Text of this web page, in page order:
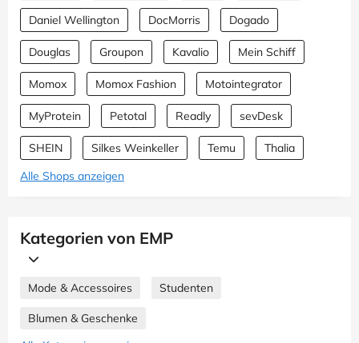
Daniel Wellington DocMorris Dogado
Douglas Groupon Kavalio Mein Schiff
Momox Momox Fashion Motointegrator
MyProtein Petotal Readly sevDesk
SHEIN Silkes Weinkeller Temu
Thalia
Alle Shops anzeigen
Kategorien von EMP
Mode & Accessoires Studenten
Blumen & Geschenke